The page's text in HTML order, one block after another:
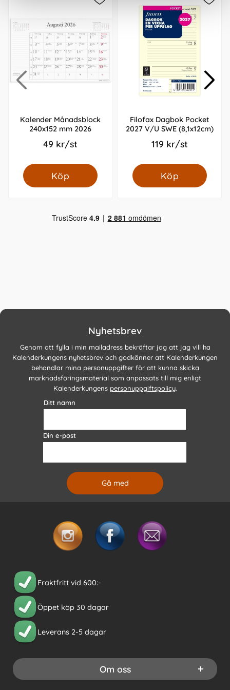
Kalender Månadsblock
240x152 mm 2026
49 kr/st
Köp
Filofax Dagbok Pocket
2027 V/U SWE (8,1x12cm)
119 kr/st
Köp
Nyhetsbrev
Genom att fylla i min mailadress bekräftar jag att jag vill ha
Kalenderkungens nyhetsbrev och godkänner att Kalenderkungen
behandlar mina personuppgifter för att kunna skicka
marknadsföringsmaterial som anpassats till mig enligt
Kalenderkungens personuppgiftspolicy.
Ditt namn
Din e-post
Fraktfritt vid 600:-
Öppet köp 30 dagar
Leverans 2-5 dagar
Om oss